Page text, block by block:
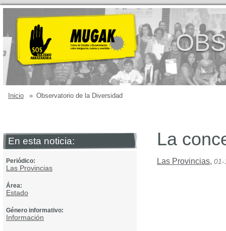
Inicio » Observatorio de la Diversidad
En esta noticia:
Periódico:
Las Provincias
Área:
Estado
Género informativo:
Información
La
Las Provincias, 01-